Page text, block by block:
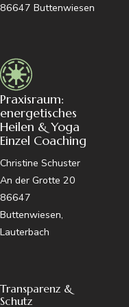
86647 Buttenwiesen
Praxisraum:
energetisches
Heilen & Yoga
Einzel Coaching
Christine Schuster
An der Grotte 20
86647
Buttenwiesen,
Lauterbach
Transparenz &
Schutz